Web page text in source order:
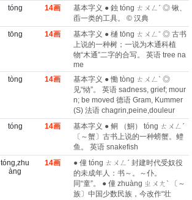
tóng 14画
基本字义 ● 鉵 tóng ㄊㄨㄥˊ ◎ 锹、
臿一类的工具。 © 汉典
tōng 14画
基本字义 ● 樋 tōng ㄊㄨㄥˉ ◎ 古书
上说的一种树；一说为木通科植
物“木通”二字的合写。 英语 tree na
me
tòng 14画
基本字义 ● 慟 tòng ㄊㄨㄥˋ ◎
见“恸”。 英语 sadness, grief; mour
n; be moved 德语 Gram, Kummer
(S) 法语 chagrin,peine,douleur
tóng 14画
基本字义 ● 鲖 （鮦） tóng ㄊㄨㄥˊ
〔～蟹〕古书上说的一种螃蟹。鳢
鱼。 英语 snakefish
tóng,zhu
àng
14画
● 僮 tóng ㄊㄨㄥˊ 封建时代受奴役
的未成年人：书～。～仆。
同“童”。 ● 僮 zhuàng ㄓㄨㄤˋ 〔～
族〕中国少数民族，今改作“壮